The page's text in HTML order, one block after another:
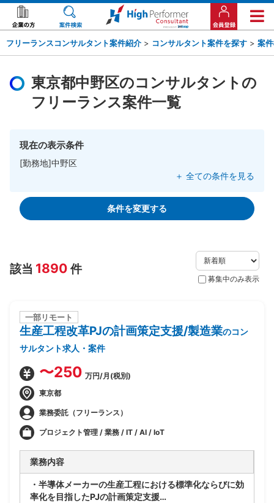
フリーランスコンサルタント案件紹介 > コンサルタント案件を探す > 案
東京都中野区のコンサルタントの
フリーランス案件一覧
現在の表示条件
[勤務地]中野区
＋ 全ての条件を見る
条件を変更する
該当 1890 件
募集中のみ表示
一部リモート
生産工程改革PJの計画策定支援/製造業のコン
サルタント求人・案件
〜250 万円/月(税別)
東京都
業務委託（フリーランス）
プロジェクト管理 / 業務 / IT / AI / IoT
業務内容
・半導体メーカーの生産工程における標準化ならびに効
率化を目指したPJの計画策定支援